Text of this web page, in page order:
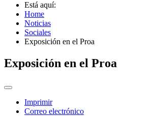
Está aquí:
Home
Noticias
Sociales
Exposición en el Proa
Exposición en el Proa
Imprimir
Correo electrónico